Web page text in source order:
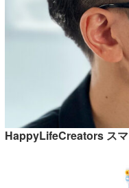
HappyLifeCreators スマ